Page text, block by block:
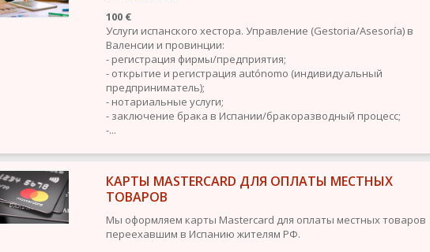
100 €
Услуги испанского хестора. Управление (Gestoria/Asesoría) в
Валенсии и провинции:
- регистрация фирмы/предприятия;
- открытие и регистрация autónomo (индивидуальный
предприниматель);
- нотариальные услуги;
- заключение брака в Испании/бракоразводный процесс;
-...
КАРТЫ MASTERCARD ДЛЯ ОПЛАТЫ МЕСТНЫХ
ТОВАРОВ
Мы оформляем карты Mastercard для оплаты местных товаров
переехавшим в Испанию жителям РФ.